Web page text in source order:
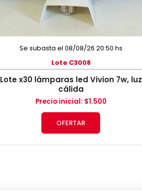
Se subasta el 08/08/26 20:50 hs
Lote C3008
Lote x30 lámparas led Vivion 7w, luz
cálida
Precio inicial: $1.500
OFERTAR